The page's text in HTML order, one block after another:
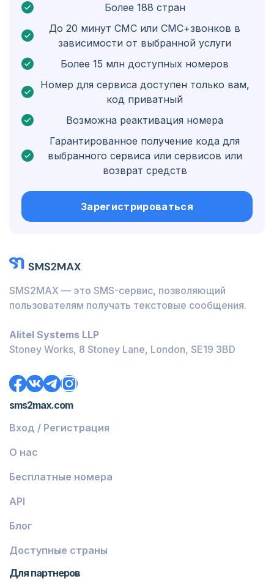
Болгария
Венгрия
Боливия
Гватемала
Куба
Барбадос
Бурунди
Белиз
Гренада
Грузия
Греция
Гвинея-Бисау
Гваделупа
Французская Гвиана
Более 188 стран
До 20 минут СМС или СМС+звонков в
зависимости от выбранной услуги
Более 15 млн доступных номеров
Номер для сервиса доступен только вам,
код приватный
Возможна реактивация номера
Гарантированное получение кода для
выбранного сервиса или сервисов или
возврат средств
Зарегистрироваться
SMS2MAX — это SMS-сервис, позволяющий
пользователям получать текстовые сообщения.
Alitel Systems LLP
Stoney Works, 8 Stoney Lane, London, SE19 3BD
sms2max.com
Вход / Регистрация
О нас
Бесплатные номера
API
Блог
Доступные страны
Для партнеров